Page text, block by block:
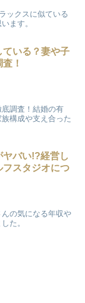
ックスに似ている
ます。
いる？妻や子
！
調査！結婚の有
構成や支え合った
ヤバい!?経営し
スタジオにつ
の気になる年収や
た。